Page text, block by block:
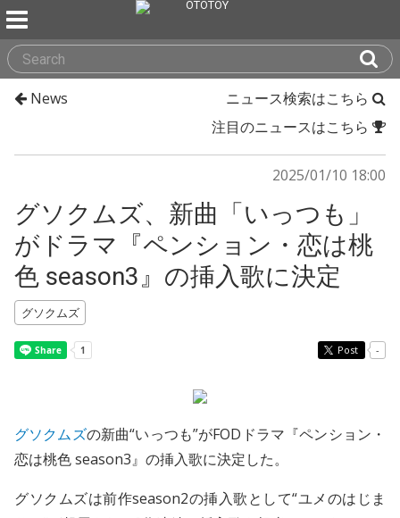
News
ニュース検索はこちら
注目のニュースはこちら
2025/01/10 18:00
グソクムズ、新曲「いっつも」
がドラマ『ペンション・恋は桃
色 season3』の挿入歌に決定
グソクムズ
Post -
グソクムズの新曲“いっつも”がFODドラマ『ペンション・
恋は桃色 season3』の挿入歌に決定した。
グソクムズは前作season2の挿入歌として“ユメのはじま